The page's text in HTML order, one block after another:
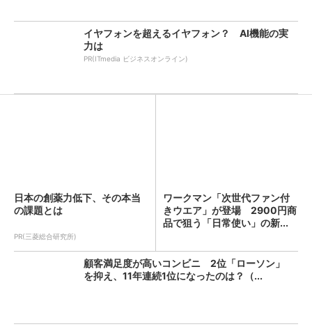
イヤフォンを超えるイヤフォン？ AI機能の実
力は
PR(ITmedia ビジネスオンライン)
日本の創薬力低下、その本当
の課題とは
PR(三菱総合研究所)
ワークマン「次世代ファン付
きウエア」が登場 2900円商
品で狙う「日常使い」の新...
顧客満足度が高いコンビニ 2位「ローソン」
を抑え、11年連続1位になったのは？（...